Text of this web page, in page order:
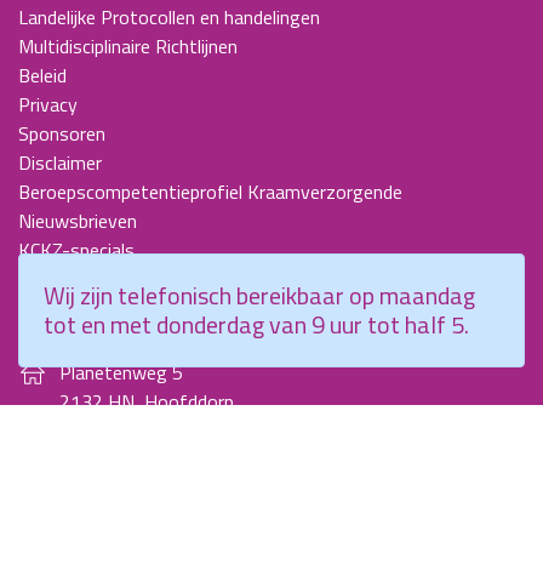
Landelijke Protocollen en handelingen
Multidisciplinaire Richtlijnen
Beleid
Privacy
Sponsoren
Disclaimer
Beroepscompetentieprofiel Kraamverzorgende
Nieuwsbrieven
KCKZ-specials
Contact
Planetenweg 5
2132 HN, Hoofddorp
Wij zijn telefonisch bereikbaar op maandag
tot en met donderdag van 9 uur tot half 5.